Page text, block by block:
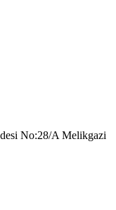
No:28/A Melikgazi